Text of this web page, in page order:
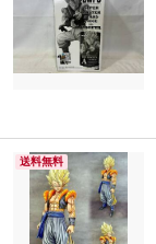
送料無料